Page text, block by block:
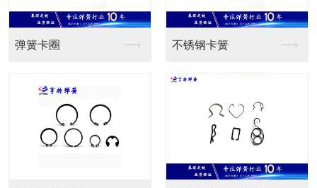
2507超
不锈钢卡簧